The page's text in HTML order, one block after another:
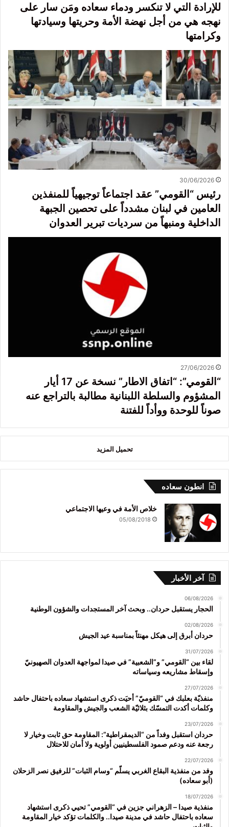
للإرادة التي لا تنكسر ودماء سعاده ومَن سار على
نهجه هي من أجل نهضة الأمة وحريتها وسيادتها
وكرامتها
30/06/2026
رئيس “القومي” عقد اجتماعاً توجيهياً للمنفذين
العامين في لبنان مشدداً على تحصين الجبهة
الداخلية ومنبهاً من سرديات تبرير العدوان
27/06/2026
“القومي”: “اتفاق الاطار” نسخة عن 17 أيار
المشؤوم والسلطة اللبنانية مطالبة بالتراجع عنه
صوناً للوحدة ووأداً للفتنة
تحميل المزيد
انطون سعاده
خلاص الأمة في وعيها الاجتماعي
05/08/2018
آخر الأخبار
06/08/2026
الحجار يستقبل حردان.. وبحث آخر المستجدات والشؤون الوطنية
02/08/2026
حردان أبرق إلى هيكل مهنئاً بمناسبة عيد الجيش
31/07/2026
لقاء بين “القومي” و”الشعبية” في صيدا لمواجهة العدوان الصهيونيّ
وإسقاط مشاريعه وسياساته
27/07/2026
منفذيّة بعلبك في “القوميّ” أحيَت ذكرى استشهاد سعاده باحتفال حاشد
وكلمات أكدت التمسّك بثلاثيّة الشعب والجيش والمقاومة
23/07/2026
حردان استقبل وفداً من “الديمقراطية”: المقاومة حق ثابت وخيار لا
رجعة عنه ودعم صمود الفلسطينيين أولوية ولا أمان للاحتلال
22/07/2026
وفد من منفذية البقاع الغربي يسلّم “وسام الثبات” للرفيق نصر الزحلان
(أبو سعاده)
18/07/2026
منفذية صيدا – الزهراني جزين في “القومي” تحيي ذكرى استشهاد
سعاده باحتفال حاشد في مدينة صيدا.. والكلمات تؤكد خيار المقاومة